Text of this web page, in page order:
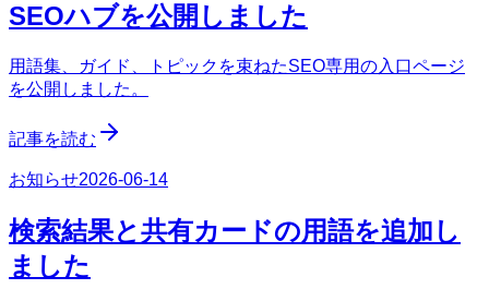
SEOハブを公開しました
用語集、ガイド、トピックを束ねたSEO専用の入口ページ
を公開しました。
記事を読む
お知らせ2026-06-14
検索結果と共有カードの用語を追加し
ました